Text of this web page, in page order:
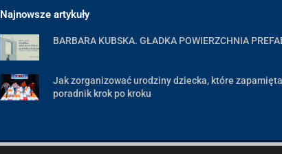
Najnowsze artykuły
BARBARA KUBSKA. GŁADKA POWIERZCHNIA
Jak zorganizować urodziny dziecka, które
poradnik krok po kroku